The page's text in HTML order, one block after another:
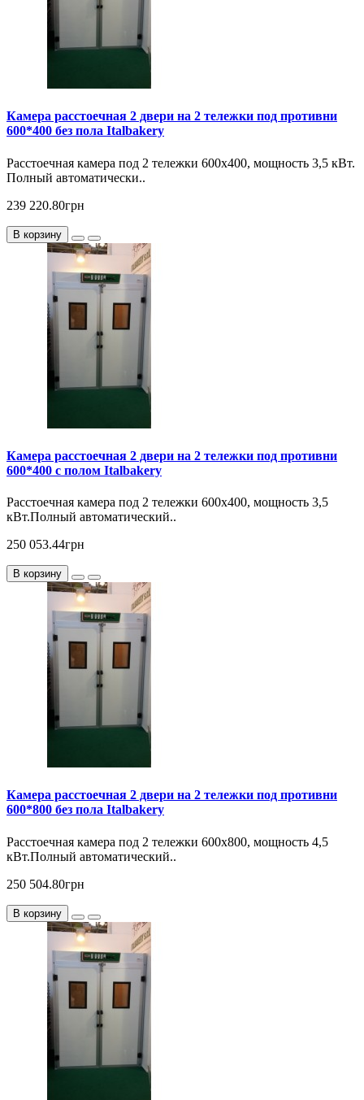
Камера расстоечная 2 двери на 2 тележки под противни
600*400 без пола Italbakery
Расcтоечная камера под 2 тележки 600х400, мощность 3,5 кВт.
Полный автоматически..
239 220.80грн
В корзину
Камера расстоечная 2 двери на 2 тележки под противни
600*400 с полом Italbakery
Расcтоечная камера под 2 тележки 600х400, мощность 3,5
кВт.Полный автоматический..
250 053.44грн
В корзину
Камера расстоечная 2 двери на 2 тележки под противни
600*800 без пола Italbakery
Расcтоечная камера под 2 тележки 600х800, мощность 4,5
кВт.Полный автоматический..
250 504.80грн
В корзину